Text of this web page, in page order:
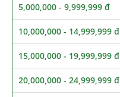
5,000,000 - 9,999,999 đ
10,000,000 - 14,999,999 đ
15,000,000 - 19,999,999 đ
20,000,000 - 24,999,999 đ